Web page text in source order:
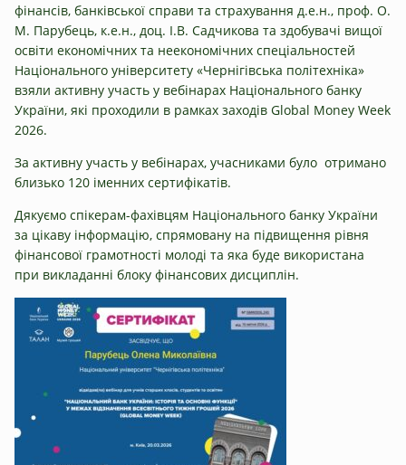
фінансів, банківської справи та страхування д.е.н., проф. О.
М. Парубець, к.е.н., доц. І.В. Садчикова та здобувачі вищої
освіти економічних та неекономічних спеціальностей
Національного університету «Чернігівська політехніка»
взяли активну участь у вебінарах Національного банку
України, які проходили в рамках заходів Global Money Week
2026.
За активну участь у вебінарах, учасниками було отримано
близько 120 іменних сертифікатів.
Дякуємо спікерам-фахівцям Національного банку України
за цікаву інформацію, спрямовану на підвищення рівня
фінансової грамотності молоді та яка буде використана
при викладанні блоку фінансових дисциплін.